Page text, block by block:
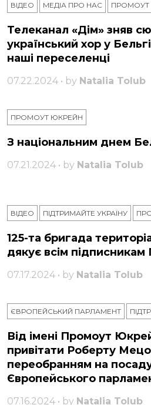
ВІДЕО МЕДІА ПРО НАС ПРОМОУТ
Телеканал «Дім» зняв
український хор у
наші переселенці
07.22.2024 • by Natalia Tolub
ПРОМОУТ ЮКРЕЙН
З національним днем
07.21.2024 • by Natalia Tolub
ВІДЕО ПІДТРИМАЙТЕ УКРАЇНУ
125-та бригада
дякує всім
07.17.2024 • by Natalia Tolub
ЄВРОПЕЙСЬКИЙ ПАРЛАМЕНТ
Від імені Промоут
привітати Роберту
переобранням на
Європейського
07.16.2024 • by Natalia Tolub